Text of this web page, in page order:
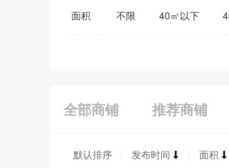
医药保健
家居建材
面积 不限 40㎡以下
全部商铺 推荐商铺
默认排序 发布时间 面积